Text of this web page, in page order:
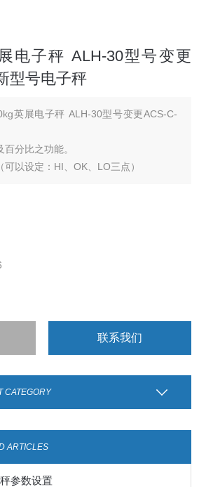
电子秤 ALH-30型号变更
型号电子秤
英展电子秤 ALH-30型号变更ACS-C-
分比之功能。
以设定：HI、OK、LO三点）
定之功能。
护点功能。电力不足时有明确
联系我们
CATEGORY
ARTICLES
参数设置